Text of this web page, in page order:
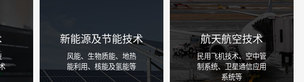
新能源及节能技术
风能、生物质能、地热
能利用、核能及氢能等
航天航空技术
民用飞机技术、空中管
制系统、卫星通信应用
系统等